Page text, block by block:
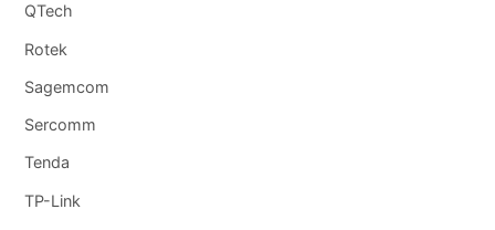
QTech
Rotek
Sagemcom
Sercomm
Tenda
TP-Link